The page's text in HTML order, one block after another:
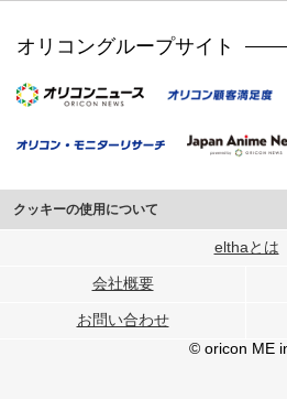
オリコングループサイト
クッキーの使用について
このサイトでは Cookie を使用して、ユーザ
行っています。
メディアや広告配信、データ解析の各パート
各パートナーは、この情報とユーザーが各パ
ユーザーが各パートナーのサービスを使用し
elthaとは
会社概要
お問い合わせ
© oricon ME